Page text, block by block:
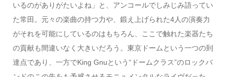
いるのがありがたいよね」と、アンコールでしみじみ語ってい
た常田。元々の楽曲の持つ力や、鍛え上げられた4人の演奏力
がそれを可能にしているのはもちろん、ここで触れた楽器たち
の貢献も間違いなく大きいだろう。東京ドームという一つの到
達点であり、一方でKing Gnuという“ドームクラス”のロックバ